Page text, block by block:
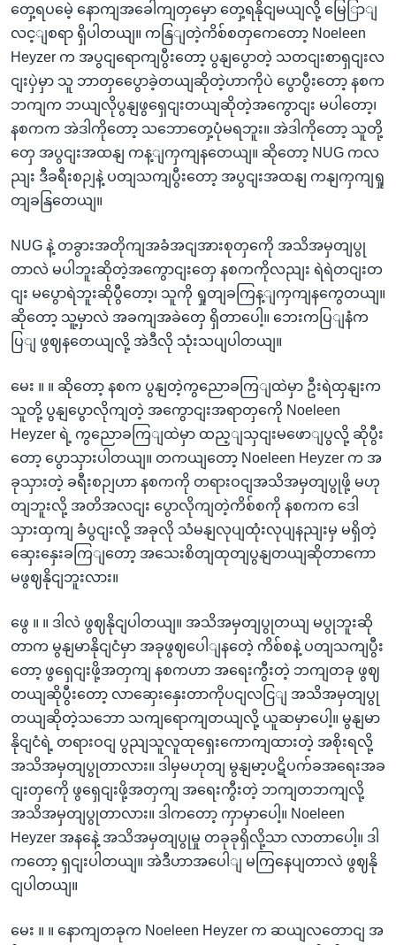
တှေ့ရပမေဲ့ နောကျအခေါကျတှမှော တှေ့ရနိုငျမယျလို့ မြေြာျ
လင့ျစရာ ရှိပါတယျ။ ကနြျတဲ့ကိစ်စတှကေတော့ Noeleen
Heyzer က အပွငျရောကျပွီးတော့ ပွနျပွောတဲ့ သတငျးစာရှငျးလ
ငျးပှဲမှာ သူ ဘာတှပွေောခဲ့တယျဆိုတဲ့ဟာကိုပဲ ပွောပွီးတော့ နစက
ဘကျက ဘယျလိုပွနျဖွရှေငျးတယျဆိုတဲ့အကွောငျး မပါတော့၊
နစကက အဲဒါကိုတော့ သဘောတှေ့ပုံမရဘူး။ အဲဒါကိုတော့ သူတို့
တှေ အပွငျးအထနျ ကန့ျကှကျနတေယျ။ ဆိုတော့ NUG ကလ
ညျး ဒီခရီးစဉျနဲ့ ပတျသကျပွီးတော့ အပွငျးအထနျ ကနျကှကျရှု
တျခနြတေယျ။
NUG နဲ့ တခွားအတိုကျအခံအငျအားစုတှကေို အသိအမှတျပွု
တာလဲ မပါဘူးဆိုတဲ့အကွောငျးတှေ နစကကိုလညျး ရဲရဲတငျးတ
ငျး မပွောရဲဘူးဆိုပွီတော့၊ သူကို ရှုတျခကြန့ျကှကျနကွေတယျ။
ဆိုတော့ သူ့မှာလဲ အခကျအခဲတှေ ရှိတာပေါ့။ ဘေးကပြျနံက
ပြျ ဖွဈနတေယျလို့ အဲဒီလို သုံးသပျပါတယျ။
မေး ။ ။ ဆိုတော့ နစက ပွနျတဲ့ကွညောခကြျထဲမှာ ဦးရဲထှနျးက
သူတို့ ပွနျပွောလိုကျတဲ့ အကွောငျးအရာတှကေို Noeleen
Heyzer ရဲ့ ကွညောခကြျထဲမှာ ထည့ျသှငျးမဖောျပွလို့ ဆိုပွီး
တော့ ပွောသှားပါတယျ။ တကယျတော့ Noeleen Heyzer က အ
ခုသှားတဲ့ ခရီးစဉျဟာ နစကကို တရားဝငျအသိအမှတျပွုဖို့ မဟု
တျဘူးလို့ အတိအလငျး ပွောလိုကျတဲ့ကိစ်စကို နစကက ဒေါ
သှားထှကျ ခံပွငျးလို့ အခုလို သံမနျလုပျထုံးလုပျနညျးမှ မရှိတဲ့
ဆှေးနှေးခကြျတော့ အသေးစိတျထုတျပွနျတယျဆိုတာကော
မဖွဈနိုငျဘူးလား။
ဖွေ ။ ။ ဒါလဲ ဖွဈနိုငျပါတယျ။ အသိအမှတျပွုတယျ မပွုဘူးဆို
တာက မွနျမာနိုငျငံမှာ အခုဖွဈပေါျနတေဲ့ ကိစ်စနဲ့ ပတျသကျပွီး
တော့ ဖွရှေငျးဖို့အတှကျ နစကဟာ အရေးကွီးတဲ့ ဘကျတခု ဖွဈ
တယျဆိုပွီးတော့ လာဆှေးနှေးတာကိုပငျလငြျ အသိအမှတျပွု
တယျဆိုတဲ့သဘော သကျရောကျတယျလို့ ယူဆမှာပေါ့။ မွနျမာ
နိုငျငံရဲ့ တရားဝငျ ပွညျသူလူထုရှေးကောကျထားတဲ့ အစိုးရလို့
အသိအမှတျပွုတာလား။ ဒါမှမဟုတျ မွနျမာ့ပဋိပက်ခအရေးအခ
ငျးတှကေို ဖွရှေငျးဖို့အတှကျ အရေးကွီးတဲ့ ဘကျတဘကျလို့
အသိအမှတျပွုတာလား။ ဒါကတော့ ကှာမှာပေါ့။ Noeleen
Heyzer အနနေဲ့ အသိအမှတျပွုမှု တခုခုရှိလို့သာ လာတာပေါ့။ ဒါ
ကတော့ ရှငျးပါတယျ။ အဲဒီဟာအပေါျ မကြနေပျတာလဲ ဖွဈနို
ငျပါတယျ။
မေး ။ ။ နောကျတခုက Noeleen Heyzer က ဆယျလတောငျ အ